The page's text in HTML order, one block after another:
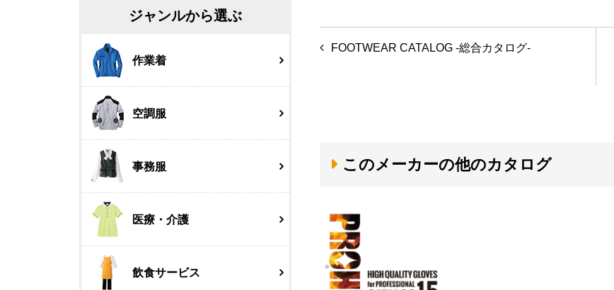
投
ー
ョ
ン
FOOTWEAR CATALOG -総合カタログ-
このメーカーの他のカタログ
ジャンルから選ぶ
作業着
空調服
事務服
医療・介護
飲食サービス